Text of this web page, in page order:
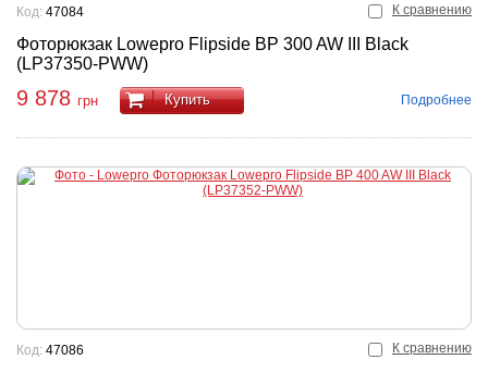
К сравнению
Фоторюкзак Lowepro Flipside BP 300 AW III Black
(LP37350-PWW)
Код: 47084
9 878 грн Купить Подробнее
К сравнению
Код: 47086